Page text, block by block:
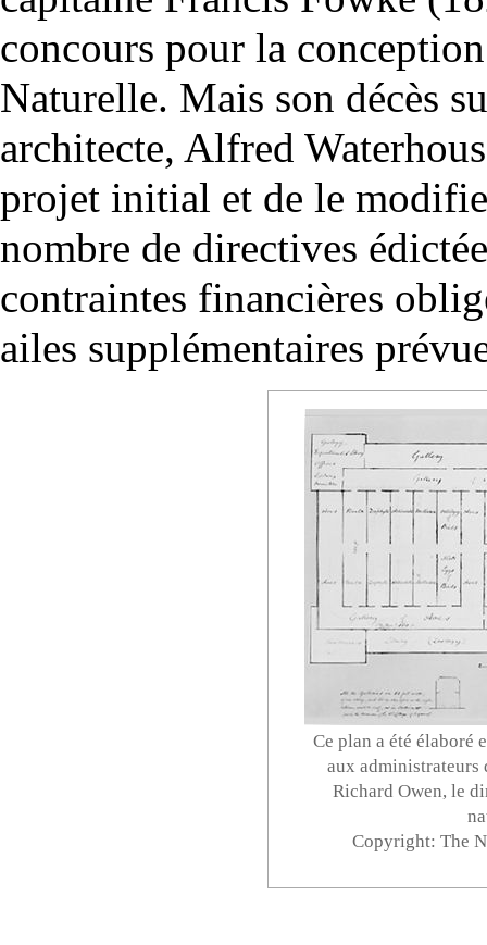
concours pour la
Naturelle. Mais son décès
architecte, Alfred
projet initial et de le
nombre de directives
contraintes financières
ailes supplémentaires
Ce plan a été élaboré
aux administrateurs
Richard Owen, le
Copyright: The